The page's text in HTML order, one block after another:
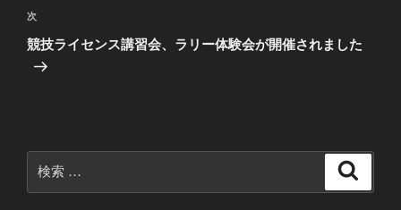
ビ
ゲ
ー
投
稿
次
の
投
次
競技ライセンス講習会、ラリー体験会が開催されました
索: